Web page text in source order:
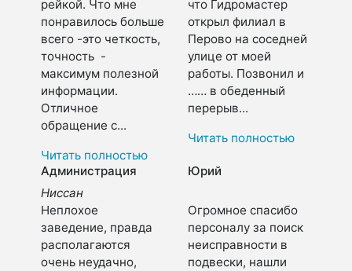
рейкой. Что мне
понравилось больше
всего -это четкость,
точность -
максимум полезной
информации.
Отличное
обращение с...
Читать полностью
что Гидромастер
открыл филиал в
Перово на соседней
улице от моей
работы. Позвонил и
…… в обеденный
перерыв...
Читать полностью
Администрация
Ниссан
Неплохое
заведение, правда
располагаются
очень неудачно,
Юрий
Огромное спасибо
персоналу за поиск
неисправности в
подвески, нашли